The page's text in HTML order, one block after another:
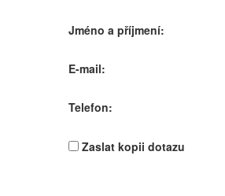
Jméno a příjmení:
E-mail:
Telefon:
Zaslat kopii dotazu